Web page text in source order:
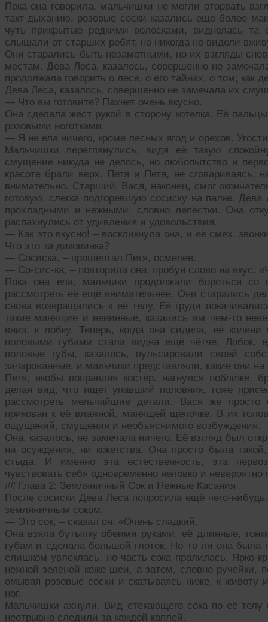
Пока она говорила, мальчишки не могли оторвать
такт дыханию, розовые соски казались еще более
чуть прикрытые редкими волосками, виднелась та
слышали от старших ребят, но никогда не видели
Они старались быть незаметными, но их взгляды
местам. Дева Леса, казалось, совершенно не
продолжала говорить о лесе, о его тайнах, о том, как
Дева Леса, казалось, совершенно не замечала их
— Что вы готовите? Пахнет очень вкусно.
Она сделала жест рукой в сторону котелка. Её
розовыми ноготками.
— Я не ела ничего, кроме лесных ягод и орехов.
Мальчишки переглянулись, видя её такую
смущение никуда не делось, но любопытство и
красоте брали верх. Петя и Петя, не сговариваясь,
внимательно. Старший, Вася, наконец, смог
готовую, слегка подгоревшую сосиску на палке.
прохладными и нежными, словно лепестки. Она
распахнулись от удивления и удовольствия.
— Как это вкусно! – воскликнула она, и её смех,
Что это за диковинка?
— Сосиска, – прошептал Петя, осмелев.
— Со-сис-ка, – повторила она, пробуя слово на вкус.
Пока она ела, мальчики продолжали бороться
рассмотреть её ещё внимательнее. Они старались
снова возвращались к её телу. Её груди
такие манящие и невинные, казались им чем-то
вниз, к лобку. Теперь, когда она сидела, её
половыми губами стала видна ещё чётче. Лобок,
половые губы, казалось, пульсировали своей
зачарованные, и мальчики представляли, какие они
Петя, якобы поправляя костёр, нагнулся поближе,
делая вид, что ищет упавший половник, тоже
рассмотреть мельчайшие детали. Вася же
прикован к её влажной, манящей щелочке. В их
ощущений, смущения и необъяснимого возбуждения.
Она, казалось, не замечала ничего. Её взгляд был
ни осуждения, ни кокетства. Она просто была
стыда. И именно эта естественность, эта
чувствовать себя одновременно неловко и невероятно
## Глава 2: Земляничный Сок и Нежные Касания
После сосиски Дева Леса попросила ещё чего-
земляничным соком.
— Это сок, – сказал он. «Очень сладкий.
Она взяла бутылку обеими руками, её длинные,
губам и сделала большой глоток. Но то ли она была
слишком увлеклась, но часть сока пролилась. Ярко-
нежной зелёной коже шеи, а затем, словно ручейки,
омывая розовые соски и скатываясь ниже, к животу
ног.
Мальчишки ахнули. Вид стекающего сока по её
неотрывно следили за каждой каплей.